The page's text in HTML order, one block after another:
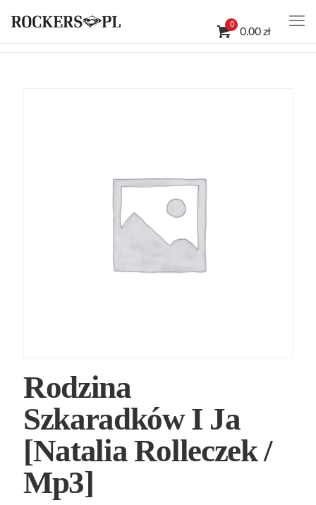
0
0.00 zł
Rodzina
Szkaradków I Ja
[Natalia Rolleczek /
Mp3]